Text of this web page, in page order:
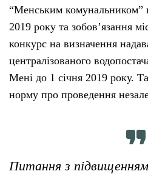
“Менським комунальником”
2019 року та зобов’язання
конкурс на визначення
централізованого
Мені до 1 січня 2019 року.
норму про проведення
Питання з